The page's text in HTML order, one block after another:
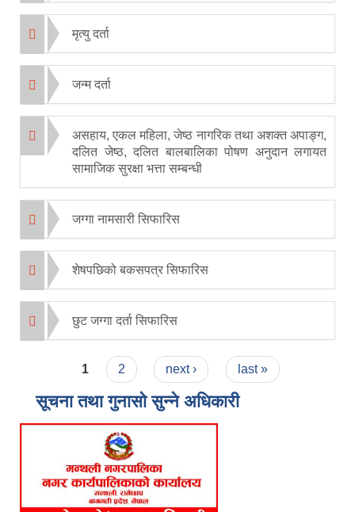
मृत्यु दर्ता
जन्म दर्ता
असहाय, एकल महिला, जेष्ठ नागरिक तथा अशक्त अपाङ्ग,
दलित जेष्ठ, दलित बालबालिका पोषण अनुदान लगायत
सामाजिक सुरक्षा भत्ता सम्बन्धी
जग्गा नामसारी सिफारिस
शेषपछिको बकसपत्र सिफारिस
छुट जग्गा दर्ता सिफारिस
Pages
1 2 next › last »
सूचना तथा गुनासो सुन्ने अधिकारी